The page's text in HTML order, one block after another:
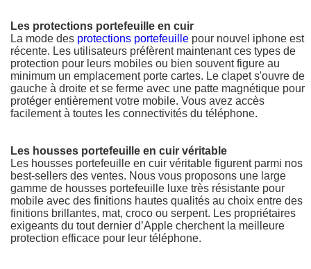
Les protections portefeuille en cuir
La mode des protections portefeuille pour nouvel iphone est
récente. Les utilisateurs préfèrent maintenant ces types de
protection pour leurs mobiles ou bien souvent figure au
minimum un emplacement porte cartes. Le clapet s'ouvre de
gauche à droite et se ferme avec une patte magnétique pour
protéger entièrement votre mobile. Vous avez accès
facilement à toutes les connectivités du téléphone.
Les housses portefeuille en cuir véritable
Les housses portefeuille en cuir véritable figurent parmi nos
best-sellers des ventes. Nous vous proposons une large
gamme de housses portefeuille luxe très résistante pour
mobile avec des finitions hautes qualités au choix entre des
finitions brillantes, mat, croco ou serpent. Les propriétaires
exigeants du tout dernier d’Apple cherchent la meilleure
protection efficace pour leur téléphone.